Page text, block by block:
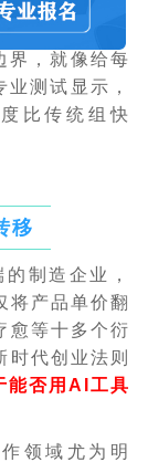
挖掘决策。
界，就像给每
测试显示，
比传统组快
移
制造企业，
将产品单价翻
愈等十多个衍
代创业法则
能否用AI工具
领域尤为明